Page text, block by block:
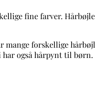
fine farver.
forskellige
har også hårpynt til børn.